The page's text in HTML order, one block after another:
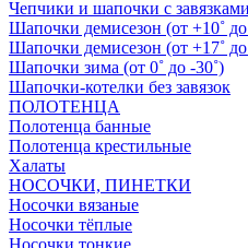
Чепчики и шапочки с завязками
Шапочки демисезон (от +10˚ до
Шапочки демисезон (от +17˚ до
Шапочки зима (от 0˚ до -30˚)
Шапочки-котелки без завязок
ПОЛОТЕНЦА
Полотенца банные
Полотенца крестильные
Халаты
НОСОЧКИ, ПИНЕТКИ
Носочки вязаные
Носочки тёплые
Носочки тонкие